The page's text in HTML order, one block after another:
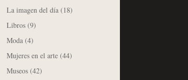
La imagen del día (18)
Libros (9)
Moda (4)
Mujeres en el arte (44)
Museos (42)